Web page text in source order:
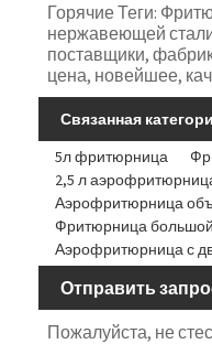
Горячие Теги:
нержавеющей
поставщики,
цена, новейшее,
Связанная
5л фритюрница
2,5 л
Аэрофритюрница
Фритюрница
Аэрофритюрница с
Отправить
Пожалуйста, не